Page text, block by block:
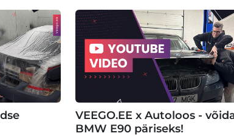
VEEGO.EE x Autoloos -
BMW E90 päriseks!